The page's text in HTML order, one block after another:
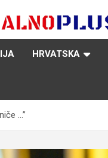
HRVATSKA
…”